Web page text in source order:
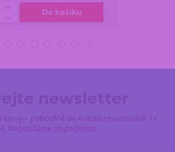
Do košíku
slevy – pohodlně do e-mailu maximálně 1x
Neposíláme zbytečnosti.